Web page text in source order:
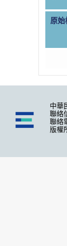
原始
中華
聯絡
聯絡
版權